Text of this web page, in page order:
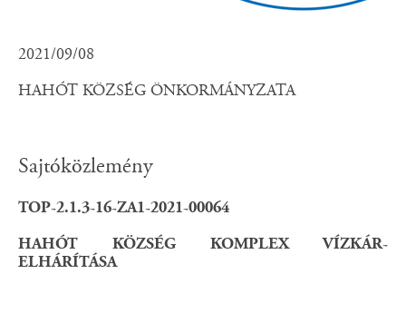
2021/09/08
HAHÓT KÖZSÉG ÖNKORMÁNYZATA
Sajtóközlemény
TOP-2.1.3-16-ZA1-2021-00064
HAHÓT KÖZSÉG KOMPLEX VÍZKÁR-
ELHÁRÍTÁSA